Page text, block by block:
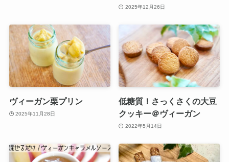
2025年12月26日
ヴィーガン栗プリン
2025年11月28日
低糖質！さっくさくの大豆
クッキー＠ヴィーガン
2022年5月14日